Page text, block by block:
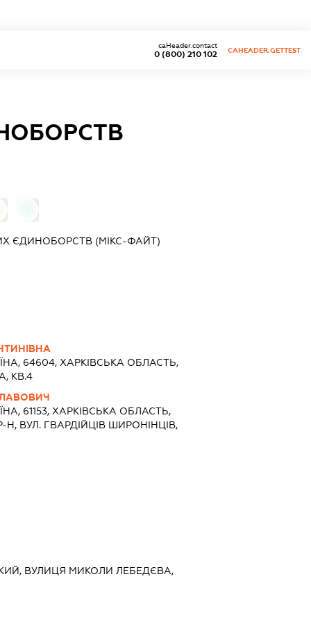
0 (800) 210 102
caHeader.contact
CAHEADER.GETTEST
ЄДИНОБОРСТВ (МІКС-ФАЙТ)
64604, ХАРКIВСЬКА ОБЛАСТЬ,
КВ.4
61153, ХАРКIВСЬКА ОБЛАСТЬ,
ВУЛ. ГВАРДІЙЦІВ ШИРОНІНЦІВ,
ВУЛИЦЯ МИКОЛИ ЛЕБЕДЄВА,